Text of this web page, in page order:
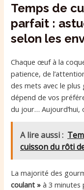
Temps de
parfait :
selon les
Chaque œuf à la
patience, de
des mets avec le
dépend de vos
du jour… Aujourd’hui,
A lire aussi :
cuisson du rôti
La majorité des
coulant » à 3 minutes